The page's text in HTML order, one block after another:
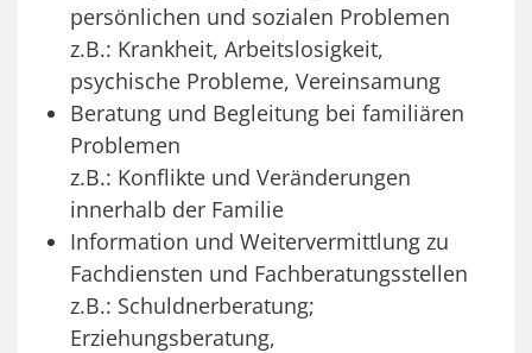
persönlichen und sozialen Problemen
z.B.: Krankheit, Arbeitslosigkeit,
psychische Probleme, Vereinsamung
Beratung und Begleitung bei familiären
Problemen
z.B.: Konflikte und Veränderungen
innerhalb der Familie
Information und Weitervermittlung zu
Fachdiensten und Fachberatungsstellen
z.B.: Schuldnerberatung;
Erziehungsberatung,